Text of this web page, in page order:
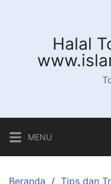
Halal
MENU
Beranda
Tips dan